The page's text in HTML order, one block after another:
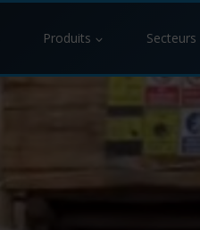
Produits Secteurs